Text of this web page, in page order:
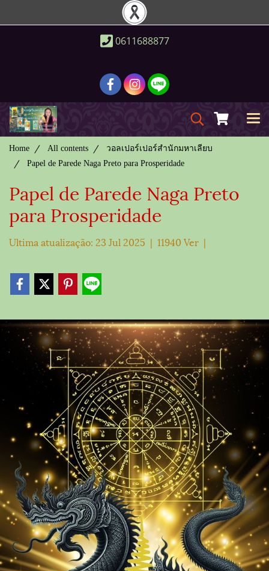
0611688877
Home All contents
วอลเปอร์เปอร์สำนักมหาเลียบ
Papel de Parede Naga Preto para Prosperidade
Papel de Parede Naga Preto
para Prosperidade
Ultima atualização: 23 Jul 2025 | 11940 Ver |